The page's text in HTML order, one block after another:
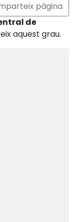
pàgina
de
aquest grau.